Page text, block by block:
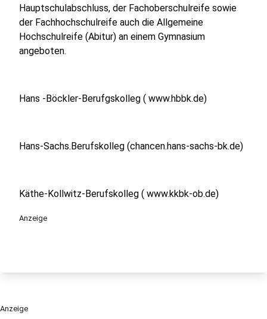
Hauptschulabschluss, der Fachoberschulreife sowie
der Fachhochschulreife auch die Allgemeine
Hochschulreife (Abitur) an einem Gymnasium
angeboten.
Hans -Böckler-Berufgskolleg ( www.hbbk.de)
Hans-Sachs.Berufskolleg (chancen.hans-sachs-bk.de)
Käthe-Kollwitz-Berufskolleg ( www.kkbk-ob.de)
Anzeige
Anzeige